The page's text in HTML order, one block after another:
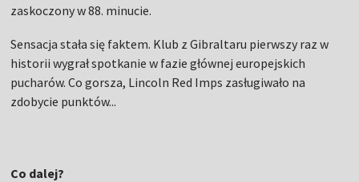
zaskoczony w 88. minucie.
Sensacja stała się faktem. Klub z Gibraltaru pierwszy raz w
historii wygrał spotkanie w fazie głównej europejskich
pucharów. Co gorsza, Lincoln Red Imps zasługiwało na
zdobycie punktów...
Co dalej?